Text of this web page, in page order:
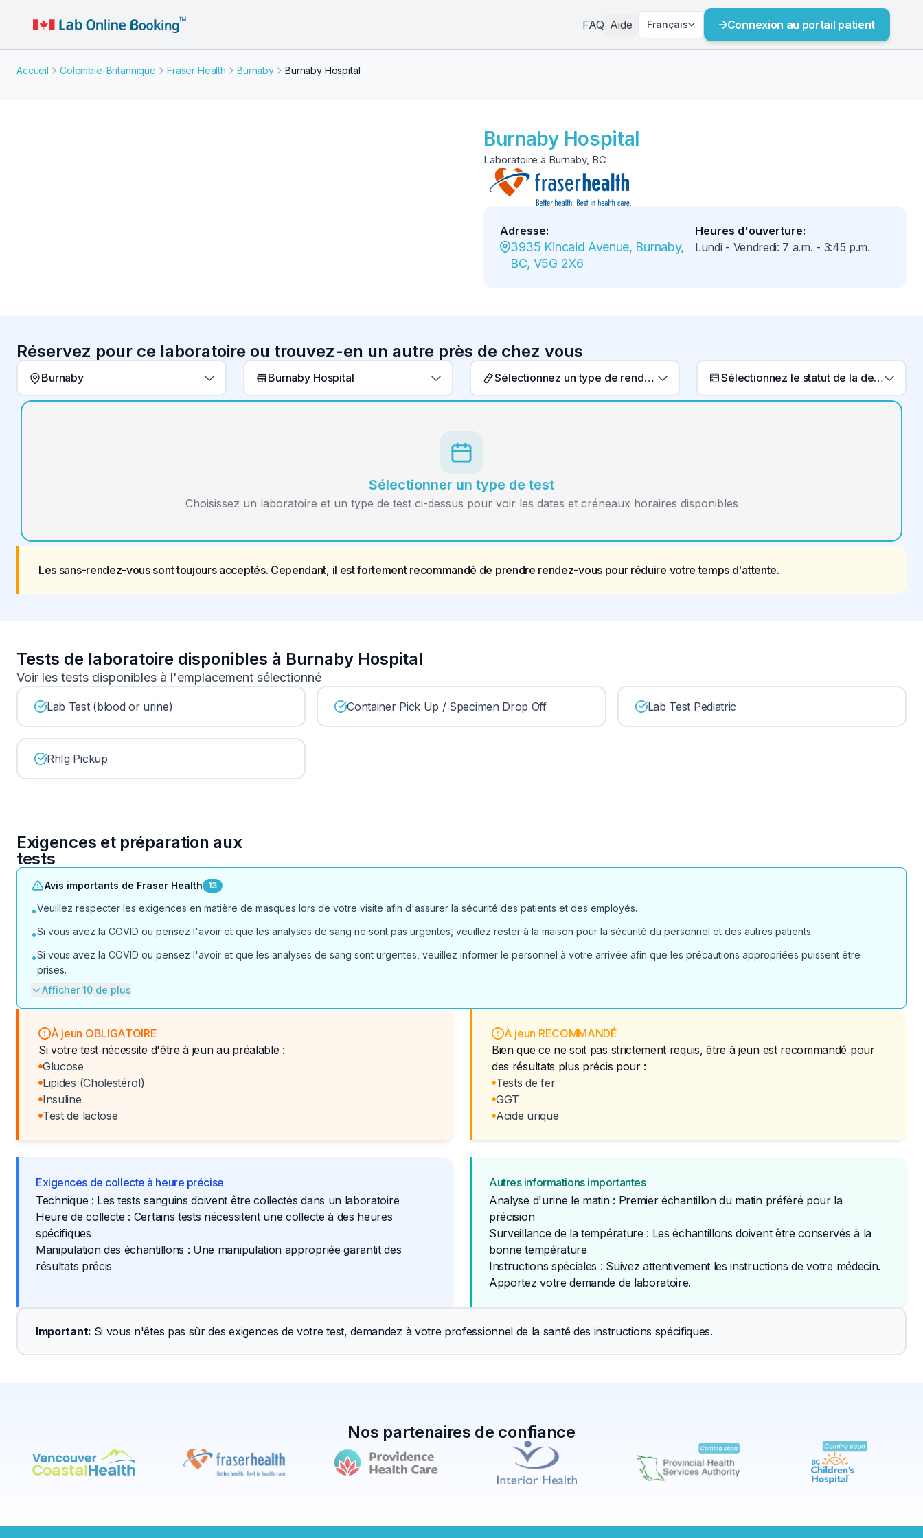
FAQ Aide Français Connexion au portail patient
Accueil Colombie-Britannique Fraser Health Burnaby Burnaby Hospital
Burnaby Hospital
Laboratoire à Burnaby, BC
Adresse:
3935 Kincaid Avenue, Burnaby,
BC, V5G 2X6
Heures d'ouverture:
Lundi - Vendredi: 7 a.m. - 3:45 p.m.
Réservez pour ce laboratoire ou trouvez-en un autre près de chez vous
Burnaby Burnaby Hospital Sélectionnez un type de rendez-vous Sélectionnez le statut de la demande
Sélectionner un type de test
Choisissez un laboratoire et un type de test ci-dessus pour voir les dates et créneaux horaires disponibles
Les sans-rendez-vous sont toujours acceptés. Cependant, il est fortement recommandé de prendre rendez-vous pour réduire votre temps d'attente.
Tests de laboratoire disponibles à Burnaby Hospital
Voir les tests disponibles à l'emplacement sélectionné
Lab Test (blood or urine) Container Pick Up / Specimen Drop Off Lab Test Pediatric
RhIg Pickup
Exigences et préparation aux
tests
Avis importants de Fraser Health 13
•Veuillez respecter les exigences en matière de masques lors de votre visite afin d'assurer la sécurité des patients et des employés.
•Si vous avez la COVID ou pensez l'avoir et que les analyses de sang ne sont pas urgentes, veuillez rester à la maison pour la sécurité du personnel et des autres patients.
•Si vous avez la COVID ou pensez l'avoir et que les analyses de sang sont urgentes, veuillez informer le personnel à votre arrivée afin que les précautions appropriées puissent être
prises.
Afficher 10 de plus
À jeun OBLIGATOIRE
Si votre test nécessite d'être à jeun au préalable :
Glucose
Lipides (Cholestérol)
Insuline
Test de lactose
À jeun RECOMMANDÉ
Bien que ce ne soit pas strictement requis, être à jeun est recommandé pour
des résultats plus précis pour :
Tests de fer
GGT
Acide urique
Exigences de collecte à heure précise
Technique : Les tests sanguins doivent être collectés dans un laboratoire
Heure de collecte : Certains tests nécessitent une collecte à des heures
spécifiques
Manipulation des échantillons : Une manipulation appropriée garantit des
résultats précis
Autres informations importantes
Analyse d'urine le matin : Premier échantillon du matin préféré pour la
précision
Surveillance de la température : Les échantillons doivent être conservés à la
bonne température
Instructions spéciales : Suivez attentivement les instructions de votre médecin.
Apportez votre demande de laboratoire.
Important: Si vous n'êtes pas sûr des exigences de votre test, demandez à votre professionnel de la santé des instructions spécifiques.
Nos partenaires de confiance